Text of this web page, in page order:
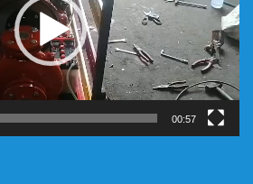
00:57